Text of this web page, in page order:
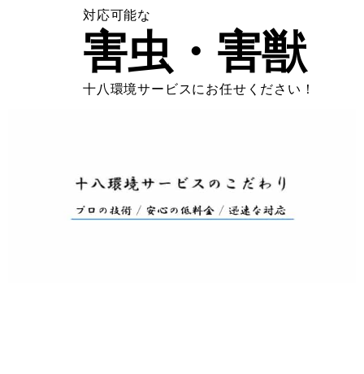
対応可能な
害虫・害獣
十八環境サービスにお任せください！